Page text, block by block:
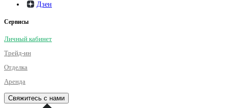
Дзен
Сервисы
Личный кабинет
Трейд-ин
Отделка
Аренда
Свяжитесь с нами